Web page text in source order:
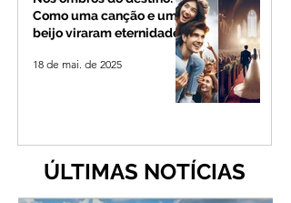
Como uma canção e um
beijo viraram eternidade
18 de mai. de 2025
ÚLTIMAS NOTÍCIAS